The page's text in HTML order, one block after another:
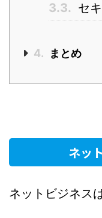
3.3. セ
4. まとめ
ネッ
ネットビジネスは